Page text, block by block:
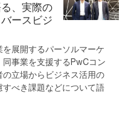
、実際の
ースビジ
展開するパーソルマーケ
事業を支援するPwCコン
立場からビジネス活用の
べき課題などについて語